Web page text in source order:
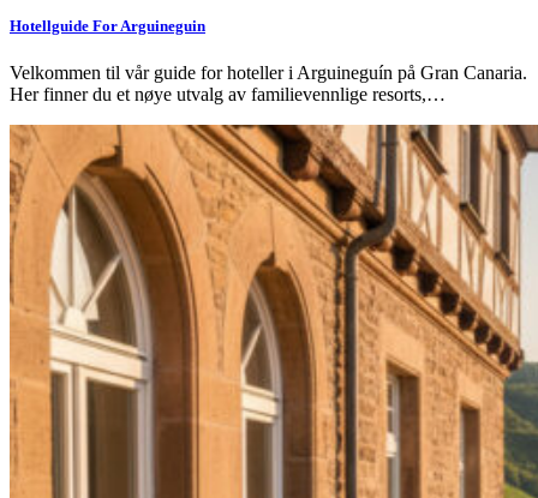
Hotellguide For Arguineguin
Velkommen til vår guide for hoteller i Arguineguín på Gran Canaria.
Her finner du et nøye utvalg av familievennlige resorts,…